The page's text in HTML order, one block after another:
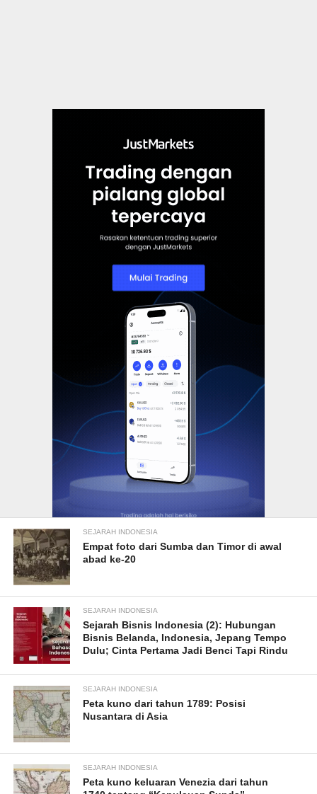
SEJARAH INDONESIA
Empat foto dari Sumba dan Timor di awal
abad ke-20
SEJARAH INDONESIA
Sejarah Bisnis Indonesia (2): Hubungan
Bisnis Belanda, Indonesia, Jepang Tempo
Dulu; Cinta Pertama Jadi Benci Tapi Rindu
SEJARAH INDONESIA
Peta kuno dari tahun 1789: Posisi
Nusantara di Asia
SEJARAH INDONESIA
Peta kuno keluaran Venezia dari tahun